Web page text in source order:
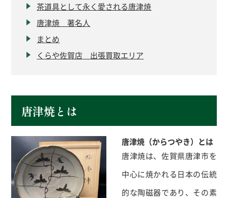
茶道具として永く愛される唐津焼
唐津焼 著名人
まとめ
くらや佐賀店 出張買取エリア
唐津焼とは
唐津焼（からつやき）とは
唐津焼は、佐賀県唐津市を
中心に焼かれる日本の伝統
的な陶磁器であり、その素